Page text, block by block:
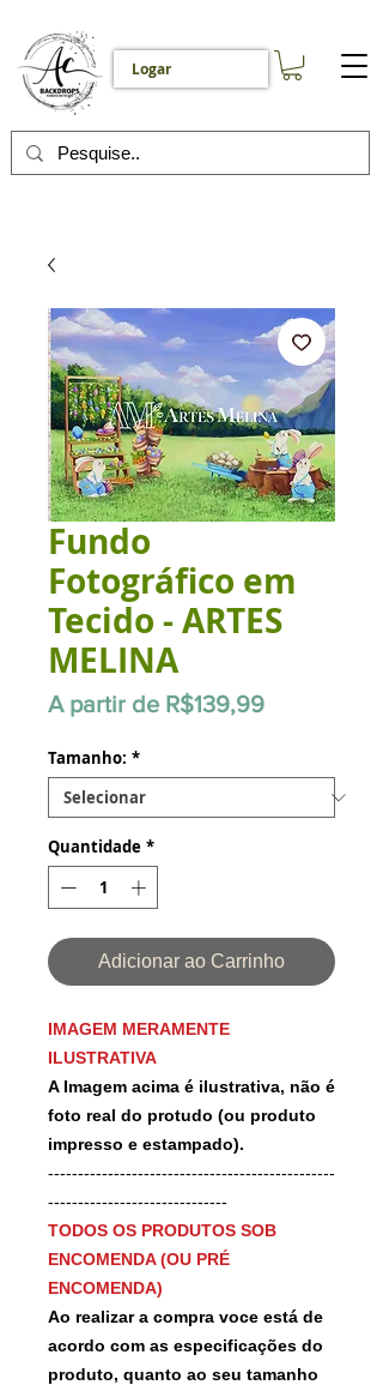
Logar
Fundo
Fotográfico em
Tecido - ARTES
MELINA
A partir de R$139,99Preço
Tamanho: *
Quantidade *
Adicionar ao Carrinho
IMAGEM MERAMENTE
ILUSTRATIVA
A Imagem acima é ilustrativa, não é
foto real do protudo (ou produto
impresso e estampado).
------------------------------------------------
------------------------------
TODOS OS PRODUTOS SOB
ENCOMENDA (OU PRÉ
ENCOMENDA)
Ao realizar a compra voce está de
acordo com as especificações do
produto, quanto ao seu tamanho